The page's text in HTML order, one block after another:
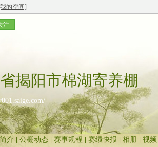
的空间]
注
揭阳市棉湖寄养棚
简介 公棚动态 赛事规程 赛绩快报 相册 视频